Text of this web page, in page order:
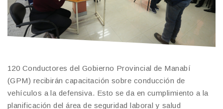
120 Conductores del Gobierno Provincial de Manabí
(GPM) recibirán capacitación sobre conducción de
vehículos a la defensiva. Esto se da en cumplimiento a la
planificación del área de seguridad laboral y salud